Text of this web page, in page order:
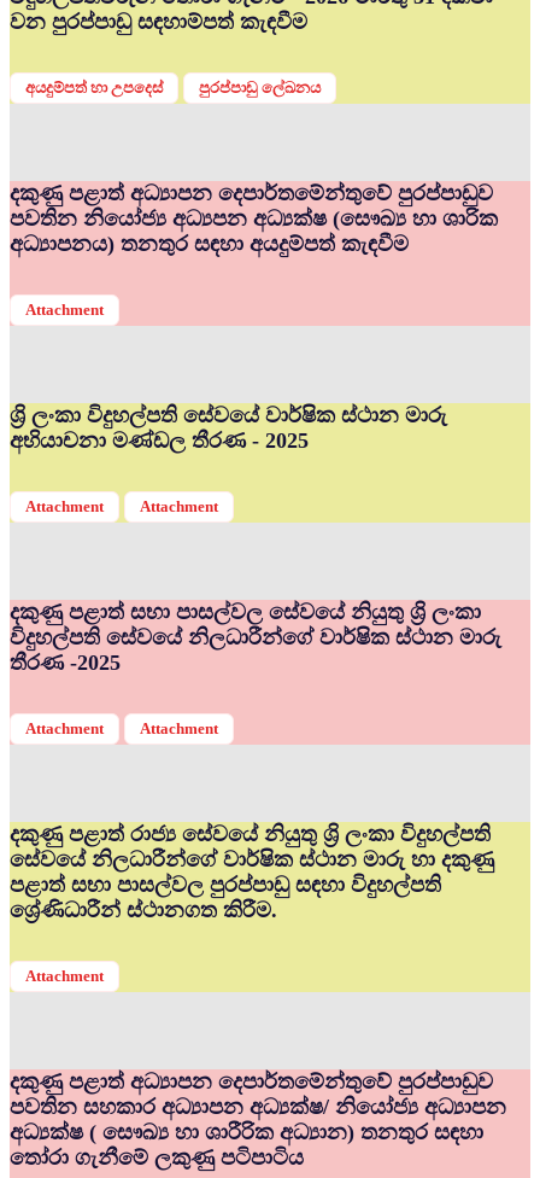
වන පුරප්පාඩු සඳහාම්පත් කැඳවීම
අයදුම්පත් හා උපදෙස් පුරප්පාඩු ලේඛනය
දකුණු පළාත් අධ්‍යාපන දෙපාර්තමේන්තුවේ පුරප්පාඩුව
පවතින නියෝජ්‍ය අධ්‍යපන අධ්‍යක්ෂ (සෞඛ්‍ය හා ශාරික
අධ්‍යාපනය) තනතුර සඳහා අයදුම්පත් කැඳවීම
Attachment
ශ්‍රි ලංකා විදුහල්පති සේවයේ වාර්ෂික ස්ථාන මාරු
අභියාචනා මණ්ඩල තීරණ - 2025
Attachment Attachment
දකුණු පළාත් සභා පාසල්වල සේවයේ නියුතු ශ්‍රි ලංකා
විදුහල්පති සේවයේ නිලධාරීන්ගේ වාර්ෂික ස්ථාන මාරු
තීරණ -2025
Attachment Attachment
දකුණු පළාත් රාජ්‍ය සේවයේ නියුතු ශ්‍රි ලංකා විදුහල්පති
සේවයේ නිලධාරීන්ගේ වාර්ෂික ස්ථාන මාරු හා දකුණු
පළාත් සභා පාසල්වල පුරප්පාඩු සඳහා විදුහල්පති
ශ්‍රේණිධාරීන් ස්ථානගත කිරීම.
Attachment
දකුණු පළාත් අධ්‍යාපන දෙපාර්තමේන්තුවේ පුරප්පාඩුව
පවතින සහකාර අධ්‍යාපන අධ්‍යක්ෂ/ නියෝජ්‍ය අධ්‍යාපන
අධ්‍යක්ෂ ( සෞඛ්‍ය හා ශාරීරික අධ්‍යාන) තනතුර සඳහා
තෝරා ගැනීමේ ලකුණු පටිපාටිය